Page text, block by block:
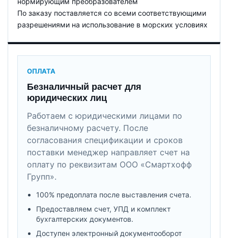
По заказу поставляется со всеми соответствующими
разрешениями на использование в морских условиях
ОПЛАТА
Безналичный расчет для
юридических лиц
Работаем с юридическими лицами по
безналичному расчету. После
согласования спецификации и сроков
поставки менеджер направляет счет на
оплату по реквизитам ООО «Смартхофф
Групп».
100% предоплата после выставления счета.
Предоставляем счет, УПД и комплект
бухгалтерских документов.
Доступен электронный документооборот